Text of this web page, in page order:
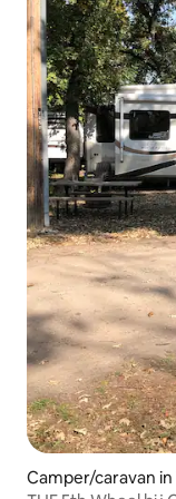
Camper/caravan